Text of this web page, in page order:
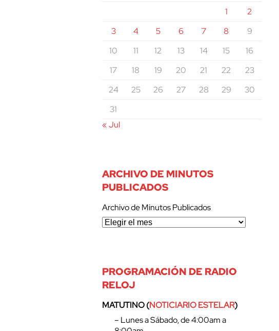
1
2
3
4 5 6 7 8
9
10
11 12 13 14 15
16
17
18 19 20 21 22
23
24
25 26 27 28 29
30
31
« Jul
ARCHIVO DE MINUTOS
PUBLICADOS
Archivo de Minutos Publicados
PROGRAMACIÓN DE RADIO
RELOJ
MATUTINO (NOTICIARIO ESTELAR)
– Lunes a Sábado, de 4:00am a